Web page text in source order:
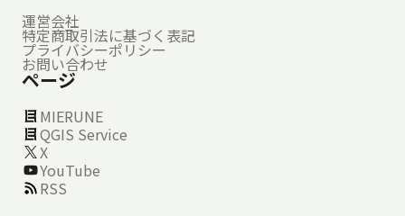
運営会社
特定商取引法に基づく表記
プライバシーポリシー
お問い合わせ
ページ
MIERUNE
QGIS Service
X
YouTube
RSS